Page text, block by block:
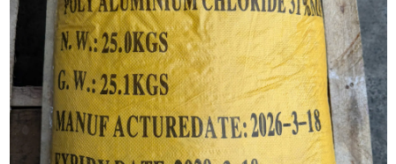
N (Đánh giá 2 tháng trước)
Mình hỏi hơi nhiều mà vẫn trả lời rất nhẹ nhàng.
ND
Ngọc Diệp
(Đánh giá 2 tháng trước)